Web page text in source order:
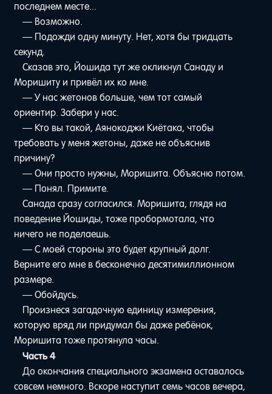
последнем месте...
— Возможно.
— Подожди одну минуту. Нет, хотя бы тридцать
секунд.
Сказав это, Йошида тут же окликнул Санаду и
Моришиту и привёл их ко мне.
— У нас жетонов больше, чем тот самый
ориентир. Забери у нас.
— Кто вы такой, Аянокоджи Киётака, чтобы
требовать у меня жетоны, даже не объяснив
причину?
— Они просто нужны, Моришита. Объясню потом.
— Понял. Примите.
Санада сразу согласился. Моришита, глядя на
поведение Йошиды, тоже пробормотала, что
ничего не поделаешь.
— С моей стороны это будет крупный долг.
Верните его мне в бесконечно десятимиллионном
размере.
— Обойдусь.
Произнеся загадочную единицу измерения,
которую вряд ли придумал бы даже ребёнок,
Моришита тоже протянула часы.
Часть 4
До окончания специального экзамена оставалось
совсем немного. Вскоре наступит семь часов вечера,